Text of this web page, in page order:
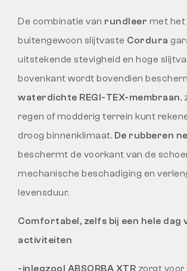
De combinatie van rundleer met het
buitengewoon slijtvaste Cordura
uitstekende stevigheid en hoge
bovenkant wordt bovendien
waterdichte REGI-TEX-membraan,
regen of modderig terrein kunt
droog binnenklimaat. De rubberen
beschermt de voorkant van de
mechanische beschadiging en
levensduur.
Comfortabel, zelfs bij een hele dag
activiteiten
-inlegzool ABSORBA XTR zorgt